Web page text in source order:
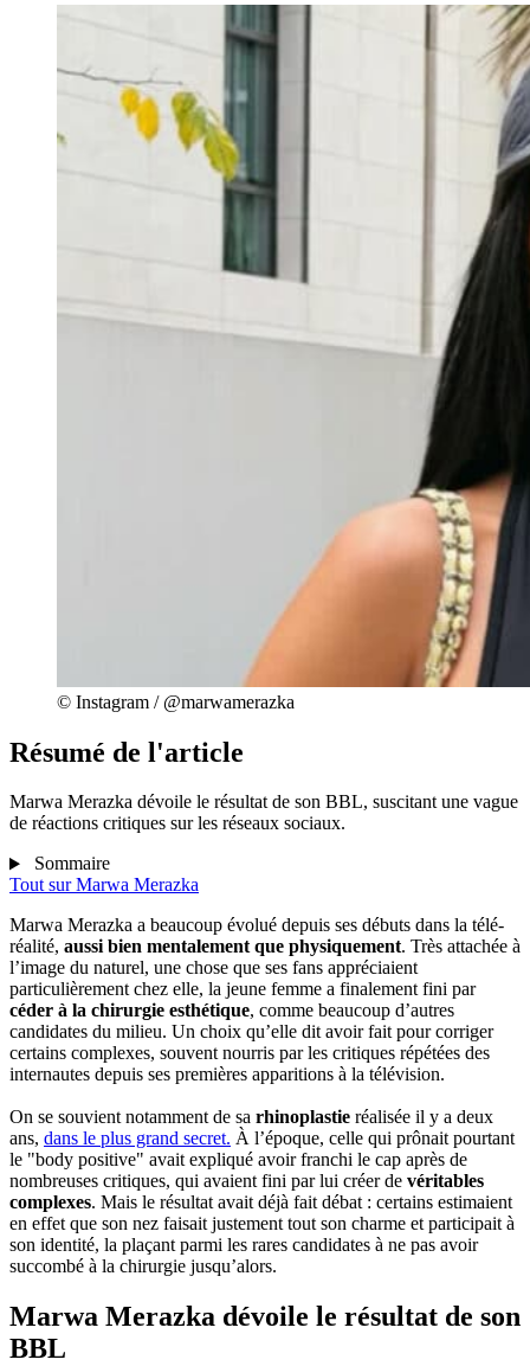
© Instagram / @marwamerazka
Résumé de l'article
Marwa Merazka dévoile le résultat de son BBL, suscitant une vague
de réactions critiques sur les réseaux sociaux.
Sommaire
Tout surMarwa Merazka
Marwa Merazka a beaucoup évolué depuis ses débuts dans la télé-
réalité, aussi bien mentalement que physiquement. Très attachée à
l’image du naturel, une chose que ses fans appréciaient
particulièrement chez elle, la jeune femme a finalement fini par
céder à la chirurgie esthétique, comme beaucoup d’autres
candidates du milieu. Un choix qu’elle dit avoir fait pour corriger
certains complexes, souvent nourris par les critiques répétées des
internautes depuis ses premières apparitions à la télévision.
On se souvient notamment de sa rhinoplastie réalisée il y a deux
ans, dans le plus grand secret. À l’époque, celle qui prônait pourtant
le "body positive" avait expliqué avoir franchi le cap après de
nombreuses critiques, qui avaient fini par lui créer de véritables
complexes. Mais le résultat avait déjà fait débat : certains estimaient
en effet que son nez faisait justement tout son charme et participait à
son identité, la plaçant parmi les rares candidates à ne pas avoir
succombé à la chirurgie jusqu’alors.
Marwa Merazka dévoile le résultat de son
BBL